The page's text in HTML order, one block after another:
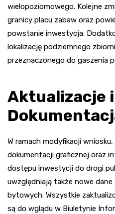
wielopoziomowego. Kolejne
granicy placu zabaw oraz
powstanie inwestycja.
lokalizację podziemnego
przeznaczonego do gaszenia
Aktualizacje i
W ramach modyfikacji wniosku,
dokumentacji graficznej oraz
dostępu inwestycji do drogi
uwzględniają także nowe
bytowych. Wszystkie
są do wglądu w Biuletynie